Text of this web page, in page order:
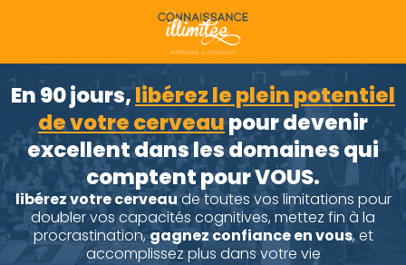
En 90 jours,libérez le plein potentiel
de votre cerveaupour devenir
excellent dans les domaines qui
comptent pour VOUS.
libérez votre cerveaude toutes vos limitations pour
doubler vos capacités cognitives, mettez fin à la
procrastination,gagnez confiance en vous, et
accomplissez plus dans votre vie